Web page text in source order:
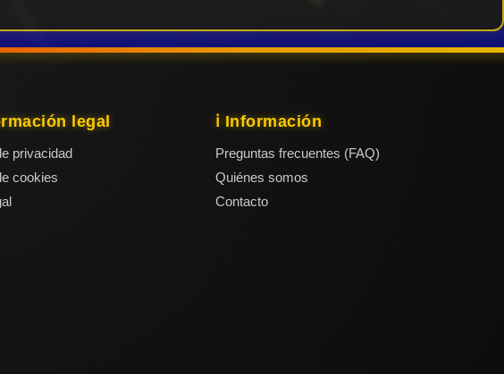
legal
privacidad
cookies
ℹ️ Información
Preguntas frecuentes (FAQ)
Quiénes somos
Contacto